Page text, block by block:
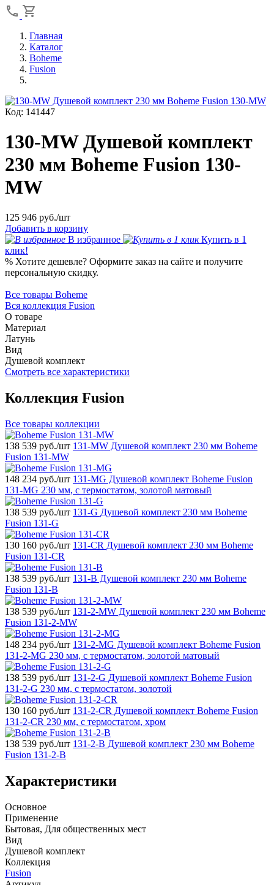
Главная
Каталог
Boheme
Fusion
Код: 141447
130-MW Душевой комплект
230 мм Boheme Fusion 130-
MW
125 946 руб./шт
Добавить в корзину
В избранное
Купить в 1
клик!
% Хотите дешевле? Оформите заказ на сайте и получите
персональную скидку.
Все товары Boheme
Вся коллекция Fusion
О товаре
Материал
Латунь
Вид
Душевой комплект
Смотреть все характеристики
Коллекция Fusion
Все товары коллекции
138 539 руб./шт 131-MW Душевой комплект 230 мм Boheme
Fusion 131-MW
148 234 руб./шт 131-MG Душевой комплект Boheme Fusion
131-MG 230 мм, с термостатом, золотой матовый
138 539 руб./шт 131-G Душевой комплект 230 мм Boheme
Fusion 131-G
130 160 руб./шт 131-CR Душевой комплект 230 мм Boheme
Fusion 131-CR
138 539 руб./шт 131-B Душевой комплект 230 мм Boheme
Fusion 131-B
138 539 руб./шт 131-2-MW Душевой комплект 230 мм Boheme
Fusion 131-2-MW
148 234 руб./шт 131-2-MG Душевой комплект Boheme Fusion
131-2-MG 230 мм, с термостатом, золотой матовый
138 539 руб./шт 131-2-G Душевой комплект Boheme Fusion
131-2-G 230 мм, с термостатом, золотой
130 160 руб./шт 131-2-CR Душевой комплект Boheme Fusion
131-2-CR 230 мм, с термостатом, хром
138 539 руб./шт 131-2-B Душевой комплект 230 мм Boheme
Fusion 131-2-B
Характеристики
Основное
Применение
Бытовая, Для общественных мест
Вид
Душевой комплект
Коллекция
Fusion